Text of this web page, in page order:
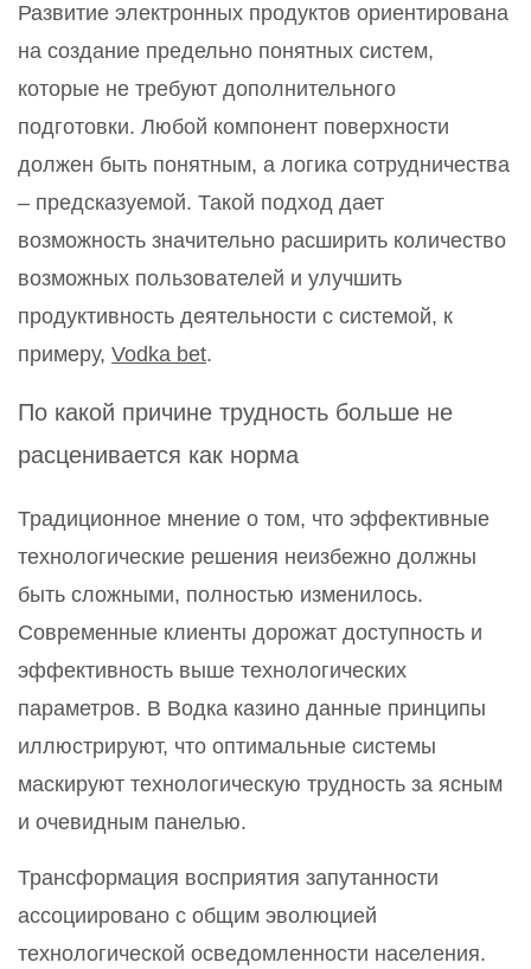
Развитие электронных продуктов ориентирована
на создание предельно понятных систем,
которые не требуют дополнительного
подготовки. Любой компонент поверхности
должен быть понятным, а логика сотрудничества
– предсказуемой. Такой подход дает
возможность значительно расширить количество
возможных пользователей и улучшить
продуктивность деятельности с системой, к
примеру, Vodka bet.
По какой причине трудность больше не
расценивается как норма
Традиционное мнение о том, что эффективные
технологические решения неизбежно должны
быть сложными, полностью изменилось.
Современные клиенты дорожат доступность и
эффективность выше технологических
параметров. В Водка казино данные принципы
иллюстрируют, что оптимальные системы
маскируют технологическую трудность за ясным
и очевидным панелью.
Трансформация восприятия запутанности
ассоциировано с общим эволюцией
технологической осведомленности населения.